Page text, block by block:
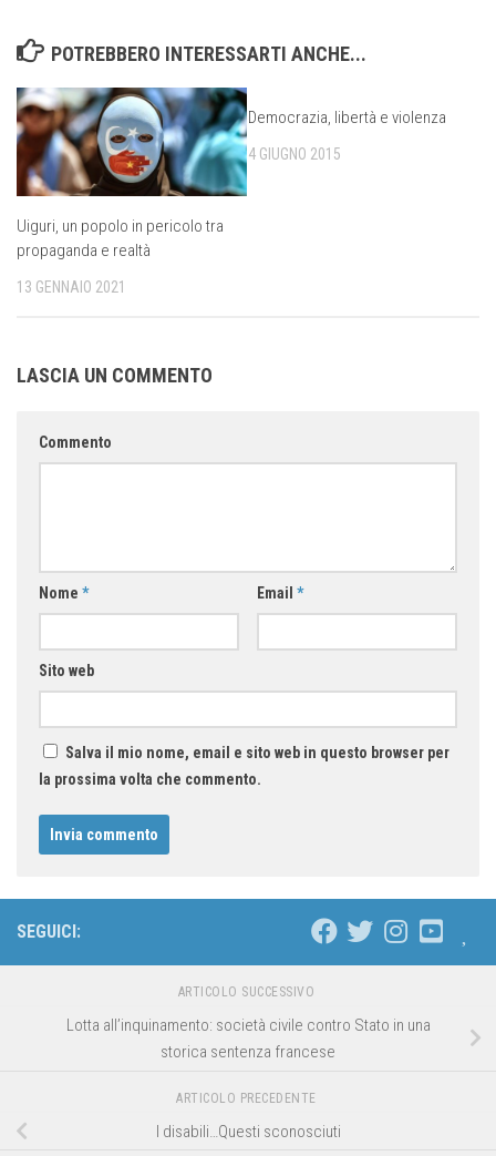
POTREBBERO INTERESSARTI ANCHE...
Uiguri, un popolo in pericolo tra
propaganda e realtà
13 GENNAIO 2021
Democrazia, libertà e violenza
4 GIUGNO 2015
LASCIA UN COMMENTO
Commento
Nome * Email *
Sito web
Salva il mio nome, email e sito web in questo browser per
la prossima volta che commento.
SEGUICI:
ARTICOLO SUCCESSIVO
Lotta all’inquinamento: società civile contro Stato in una
storica sentenza francese
ARTICOLO PRECEDENTE
I disabili…Questi sconosciuti